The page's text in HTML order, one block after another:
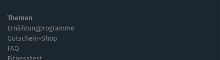
Themen
Ernährungprogramme
Gutschein-Shop
FAQ